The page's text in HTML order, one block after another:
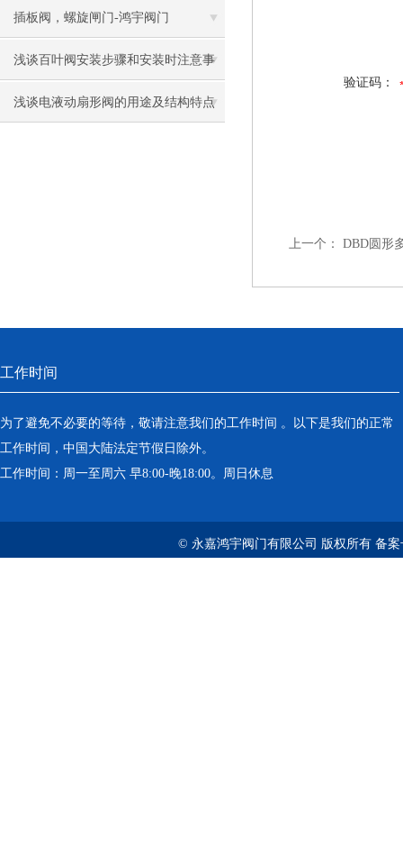
范围及典型场景
插板阀，螺旋闸门-鸿宇阀门
浅谈百叶阀安装步骤和安装时注意事
项
浅谈电液动扇形阀的用途及结构特点
验证码：
上一个： DBD圆形
工作时间
为了避免不必要的等待，敬请注意我们的工作时间 。以下是我们的正常
工作时间，中国大陆法定节假日除外。
工作时间：周一至周六 早8:00-晚18:00。周日休息
© 永嘉鸿宇阀门有限公司 版权所有 备案